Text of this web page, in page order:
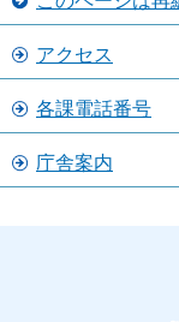
アクセス
各課電話番号
庁舎案内